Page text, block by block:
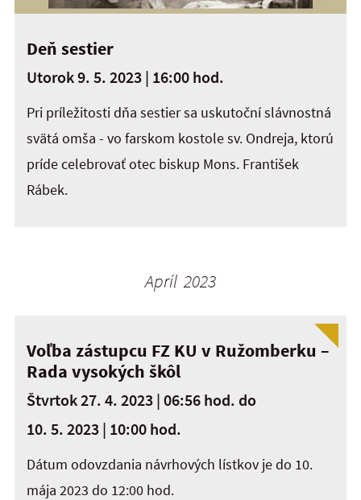
Deň sestier
Utorok 9. 5. 2023 | 16:00 hod.
Pri príležitosti dňa sestier sa uskutoční slávnostná
svätá omša - vo farskom kostole sv. Ondreja, ktorú
príde celebrovať otec biskup Mons. František
Rábek.
Apríl 2023
Voľba zástupcu FZ KU v Ružomberku –
Rada vysokých škôl
Štvrtok 27. 4. 2023 | 06:56 hod. do
10. 5. 2023 | 10:00 hod.
Dátum odovzdania návrhových lístkov je do 10.
mája 2023 do 12:00 hod.